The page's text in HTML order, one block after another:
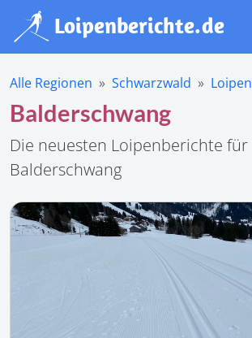
Alle Regionen Schwarzwald Loipen
Balderschwang
Die neuesten Loipenberichte für
Balderschwang